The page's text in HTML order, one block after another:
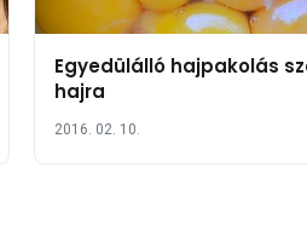
Egyedülálló hajpakolás
hajra
2016. 02. 10.